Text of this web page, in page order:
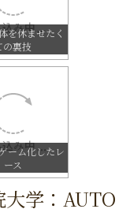
を休ませたく
の裏技
ーム化したレ
ース
大学：AUTO